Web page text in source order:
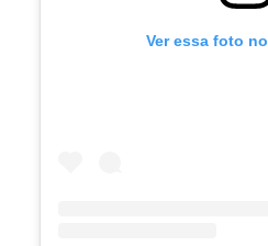
Ver essa foto